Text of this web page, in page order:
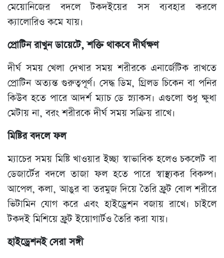
মেয়োনিজের বদলে টকদইয়ের সস ব্যবহার করলে
ক্যালোরিও কমে যায়।
প্রোটিন রাখুন ডায়েটে, শক্তি থাকবে দীর্ঘক্ষণ
দীর্ঘ সময় খেলা দেখার সময় শরীরকে এনার্জেটিক রাখতে
প্রোটিন অত্যন্ত গুরুত্বপূর্ণ। সেদ্ধ ডিম, গ্রিলড চিকেন বা পনির
কিউব হতে পারে আদর্শ ম্যাচ ডে স্ন্যাকস। এগুলো শুধু ক্ষুধা
মেটায় না, বরং শরীরকে দীর্ঘ সময় সক্রিয় রাখে।
মিষ্টির বদলে ফল
ম্যাচের সময় মিষ্টি খাওয়ার ইচ্ছা স্বাভাবিক হলেও চকলেট বা
ডেজার্টের বদলে তাজা ফল হতে পারে স্বাস্থ্যকর বিকল্প।
আপেল, কলা, আঙুর বা তরমুজ দিয়ে তৈরি ফ্রুট বোল শরীরে
ভিটামিন যোগ করে এবং হাইড্রেশন বজায় রাখে। চাইলে
টকদই মিশিয়ে ফ্রুট ইয়োগার্টও তৈরি করা যায়।
হাইড্রেশনই সেরা সঙ্গী